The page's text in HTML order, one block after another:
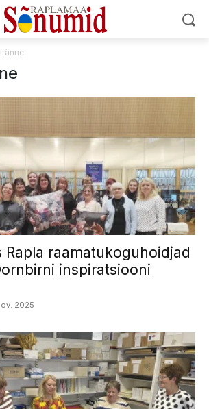
Rapla raamatukoguhoidjad
inspiratsiooni
2025